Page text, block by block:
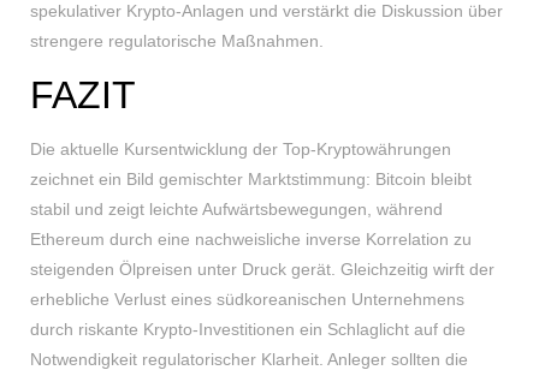
spekulativer Krypto-Anlagen und verstärkt die Diskussion über
strengere regulatorische Maßnahmen.
FAZIT
Die aktuelle Kursentwicklung der Top-Kryptowährungen
zeichnet ein Bild gemischter Marktstimmung: Bitcoin bleibt
stabil und zeigt leichte Aufwärtsbewegungen, während
Ethereum durch eine nachweisliche inverse Korrelation zu
steigenden Ölpreisen unter Druck gerät. Gleichzeitig wirft der
erhebliche Verlust eines südkoreanischen Unternehmens
durch riskante Krypto-Investitionen ein Schlaglicht auf die
Notwendigkeit regulatorischer Klarheit. Anleger sollten die